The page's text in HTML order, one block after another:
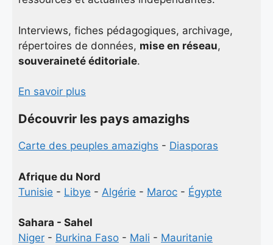
Interviews, fiches pédagogiques, archivage,
répertoires de données, mise en réseau,
souveraineté éditoriale.
En savoir plus
Découvrir les pays amazighs
Carte des peuples amazighs - Diasporas
Afrique du Nord
Tunisie - Libye - Algérie - Maroc - Égypte
Sahara - Sahel
Niger - Burkina Faso - Mali - Mauritanie